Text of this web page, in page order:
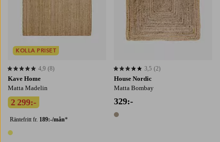
Kave Home
Matta Madelin
2 299:-
Räntefritt fr. 189:-/mån*
1 färg
4,9 baserat på 8 st betyg
4,9 (8)
KOLLA PRISET
House Nordic
Matta Bombay
329:-
1 färg
3,5 baserat på 2 st betyg
3,5 (2)